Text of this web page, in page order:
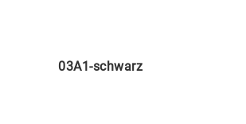
03A1-schwarz